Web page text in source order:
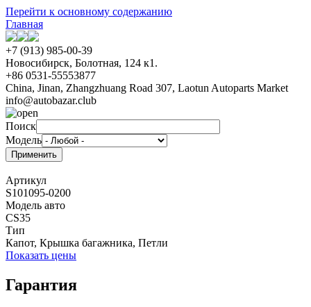
Перейти к основному содержанию
Главная
+7 (913) 985-00-39
Новосибирск, Болотная, 124 к1.
+86 0531-55553877
China, Jinan, Zhangzhuang Road 307, Laotun Autoparts Market
info@autobazar.club
Поиск
Модель
Артикул
S101095-0200
Модель авто
CS35
Тип
Капот, Крышка багажника, Петли
Показать цены
Гарантия